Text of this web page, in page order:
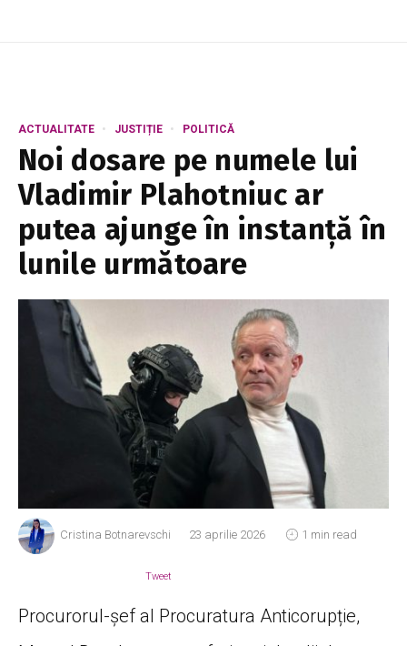
ACTUALITATE JUSTIȚIE POLITICĂ
Noi dosare pe numele lui
Vladimir Plahotniuc ar
putea ajunge în instanță în
lunile următoare
Cristina Botnarevschi 23 aprilie 2026 1 min read
Tweet
Procurorul-șef al Procuratura Anticorupție,